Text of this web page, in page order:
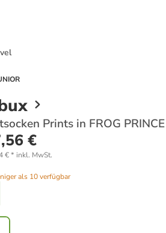
Prints in FROG
€
€* inkl. MwSt.
als 10 verfügbar